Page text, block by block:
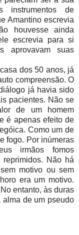
instrumentos de
Amantino escrevia
houvesse ainda
escrevia para si
aprovavam suas
dos 50 anos, já
compreensão. O
já havia sido
pacientes. Não se
de um homem
é apenas efeito de
Como um de
fogo. Por inúmeras
irmãos fomos
reprimidos. Não há
motivo ou sem
era um motivo.
entanto, às duras
alma de um pseudo